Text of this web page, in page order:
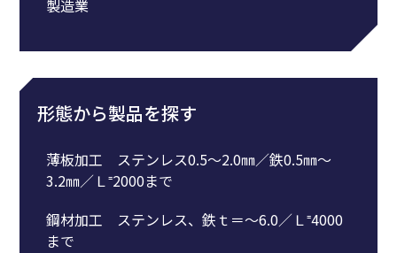
製造業
形態から製品を探す
薄板加工 ステンレス0.5～2.0㎜／鉄0.5㎜～
3.2㎜／Ｌ⁼2000まで
鋼材加工 ステンレス、鉄ｔ＝～6.0／Ｌ⁼4000
まで